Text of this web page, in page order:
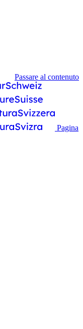
Passare al contenuto
Pagina